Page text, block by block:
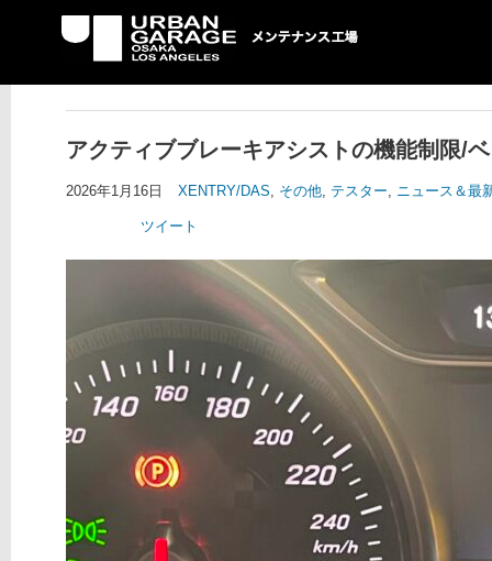
UG メンテナンス工場
アクティブブレーキアシストの機能制限/
2026年1月16日 XENTRY/DAS, その他, テスター, ニュース＆最
ツイート